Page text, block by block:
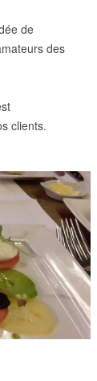
de
des
clients.